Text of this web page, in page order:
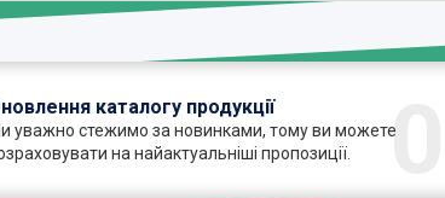
04
каталогу продукції
уважно стежимо за новинками, тому ви можете
на найактуальніші пропозиції.